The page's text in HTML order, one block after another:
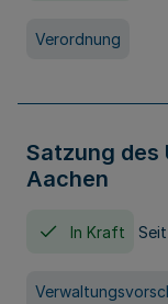
Verordnung
Satzung des
Aachen
In Kraft